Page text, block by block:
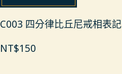
C003 四分律比丘尼戒相表記
NT$150